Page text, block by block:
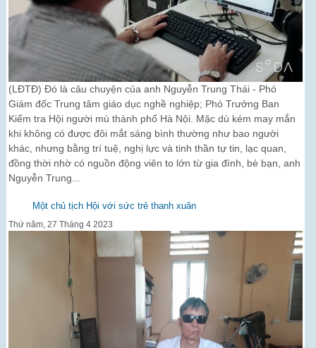
(LĐTĐ) Đó là câu chuyện của anh Nguyễn Trung Thái - Phó
Giám đốc Trung tâm giáo dục nghề nghiệp; Phó Trưởng Ban
Kiểm tra Hội người mù thành phố Hà Nội. Mặc dù kém may mắn
khi không có được đôi mắt sáng bình thường như bao người
khác, nhưng bằng trí tuệ, nghị lực và tinh thần tự tin, lạc quan,
đồng thời nhờ có nguồn động viên to lớn từ gia đình, bè bạn, anh
Nguyễn Trung...
Một chủ tịch Hội với sức trẻ thanh xuân
Thứ năm, 27 Tháng 4 2023